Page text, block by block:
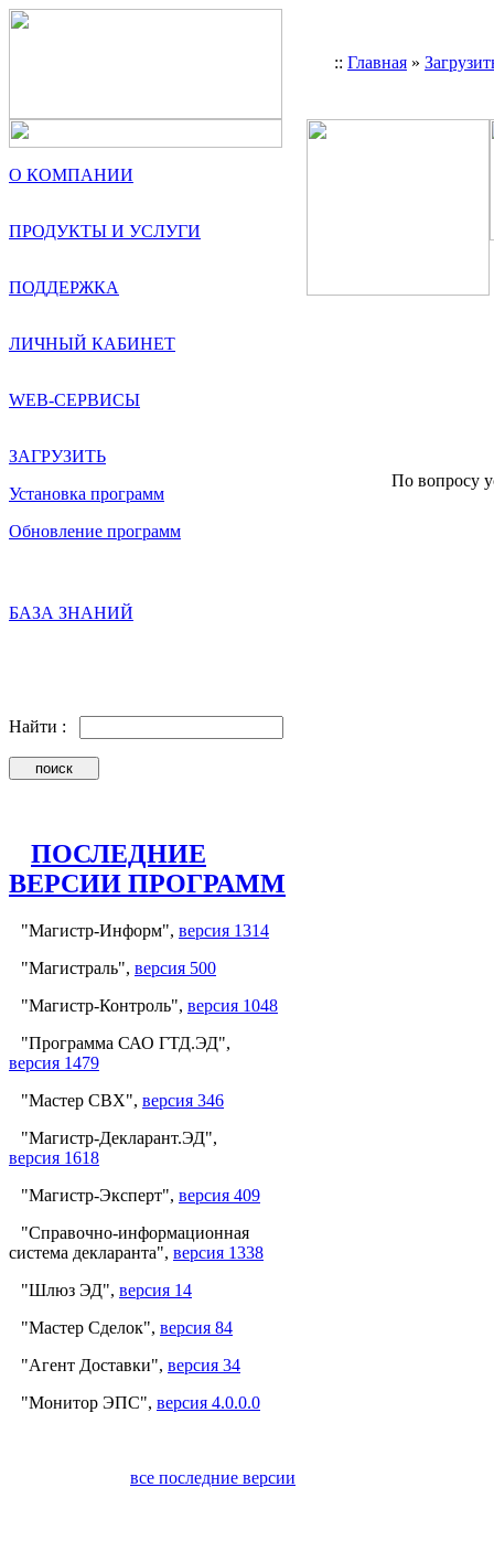
:: Главная »
О КОМПАНИИ
ПРОДУКТЫ И УСЛУГИ
ПОДДЕРЖКА
ЛИЧНЫЙ КАБИНЕТ
WEB-СЕРВИСЫ
ЗАГРУЗИТЬ
Установка программ
Обновление программ
БАЗА ЗНАНИЙ
Найти :
ПОСЛЕДНИЕ
ВЕРСИИ ПРОГРАММ
"Магистр-Информ", версия 1314
"Магистраль", версия 500
"Магистр-Контроль", версия 1048
"Программа САО ГТД.ЭД",
версия 1479
"Мастер СВХ", версия 346
"Магистр-Декларант.ЭД",
версия 1618
"Магистр-Эксперт", версия 409
"Справочно-информационная
система декларанта", версия 1338
"Шлюз ЭД", версия 14
"Мастер Сделок", версия 84
"Агент Доставки", версия 34
"Монитор ЭПС", версия 4.0.0.0
все последние версии
По вопросу